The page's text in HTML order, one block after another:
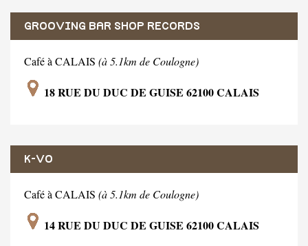
GROOVING BAR SHOP RECORDS
Café à CALAIS (à 5.1km de Coulogne)
18 RUE DU DUC DE GUISE 62100 CALAIS
K-VO
Café à CALAIS (à 5.1km de Coulogne)
14 RUE DU DUC DE GUISE 62100 CALAIS